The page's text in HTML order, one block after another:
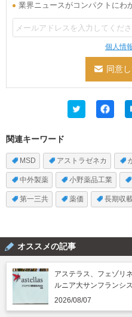
業界ニュースがコンパクトにわ
個人情
関連キーワード
MSD アストラゼネカ
中外製薬 小野薬品工業
第一三共 薬価 長期収
オススメの記事
アステラス、フェゾリ
ルニア大サンフランシ
うのニュースまとめ読
2026/08/07